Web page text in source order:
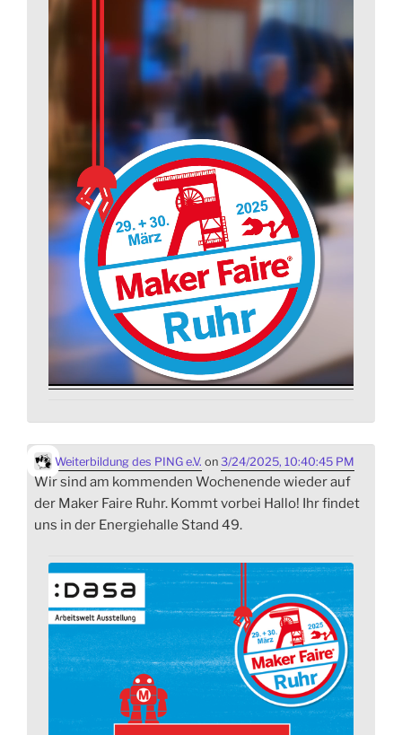
Weiterbildung des PING e.V. on 3/24/2025, 10:40:45 PM
Wir sind am kommenden Wochenende wieder auf
der Maker Faire Ruhr. Kommt vorbei Hallo! Ihr findet
uns in der Energiehalle Stand 49.